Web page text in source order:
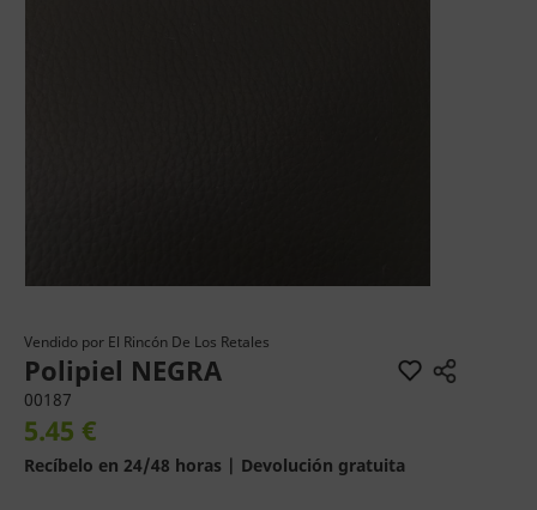
Vendido por El Rincón De Los Retales
Polipiel NEGRA
00187
5.45 €
Recíbelo en 24/48 horas | Devolución gratuita